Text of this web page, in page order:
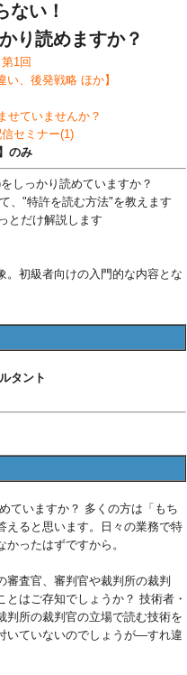
ない！
り読めますか？
1回
い、後発戦略 ほか】
せていませんか？
セミナー(1)
のみ
しっかり読めていますか？
、"特許を読む方法"を教えます
とだけ解説します
。初級者向けの入門的な内容とな
タント
ていますか？ 多くの方は「もち
えると思います。日々の業務で特
ったはずですから。
査官、審判官や裁判所の裁判
はご存知でしょうか？ 技術者・
判所の裁判官の立場で読む技術を
いていないのでしょうが―すれ違